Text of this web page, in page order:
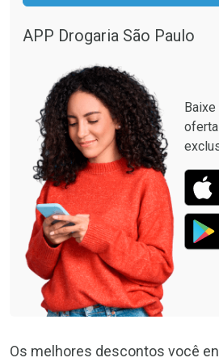
APP Drogaria São Paulo
Baixe
Os melhores descontos você